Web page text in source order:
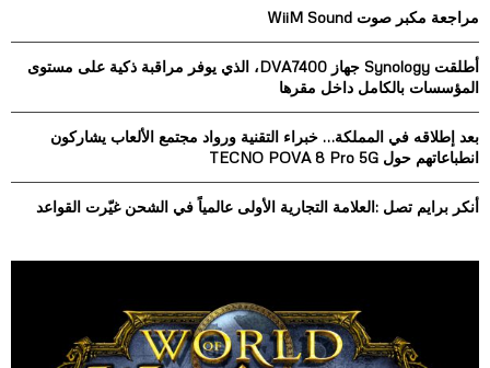
r
:
C
H
مراجعة مكبر صوت WiiM Sound
أطلقت Synology جهاز DVA7400، الذي يوفر مراقبة ذكية على مستوى
المؤسسات بالكامل داخل مقرها
بعد إطلاقه في المملكة… خبراء التقنية ورواد مجتمع الألعاب يشاركون
انطباعاتهم حول TECNO POVA 8 Pro 5G
أنكر برايم تصل :العلامة التجارية الأولى عالمياً في الشحن غيّرت القواعد